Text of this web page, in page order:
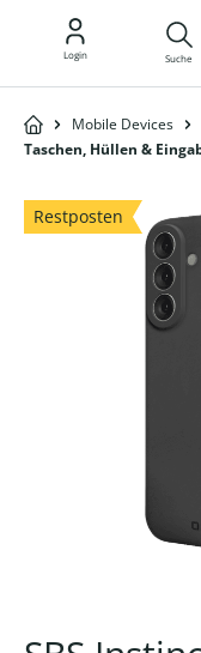
Login Suche
Mobile Devices
Taschen, Hüllen &
Restposten